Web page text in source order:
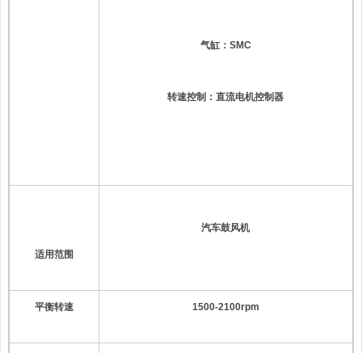
气缸： SMC
转速控制：直流电机控制器
适用范围
汽车鼓风机
平衡转速 1500-2100rpm